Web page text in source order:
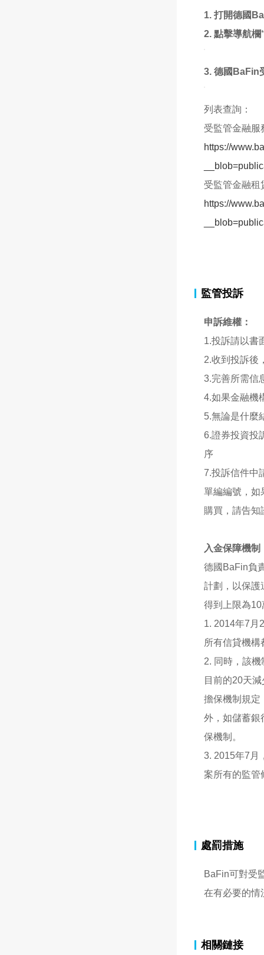
1. 打開德國
2. 點擊導航欄
3. 德國BaFin
列表查詢：
受監管金融服
https://
受監管金融租
https://
監管投訴
申訴維權：
1.投訴請以書
2.收到投訴後
3.完善所需信
4.如果金融機
5.無論是什麼
6.證券投資投
序
7.投訴信件中
單編編號，如
購買，請告知
入金保障機制
德國BaFin負
計劃，以保護
得到上限為
1. 2014年7月
所有信貸機
2. 同時，該
目前的20天
擔保機制規定
外，如儲蓄銀
保機制。
3. 2015年7月
案所有的監管
處罰措施
BaFin可對受
在有必要的情
相關鏈接